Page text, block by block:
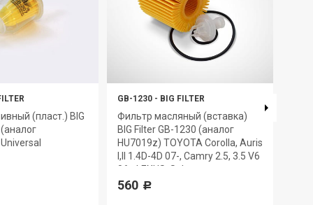
(пласт.) BIG
GB-1230 - BIG FILTER
Фильтр масляный (вставка)
BIG Filter GB-1230 (аналог
HU7019z) TOYOTA Corolla, Auris
I,II 1.4D-4D 07-, Camry 2.5, 3.5 V6
06-, LEXUS, Subaru
560 Р